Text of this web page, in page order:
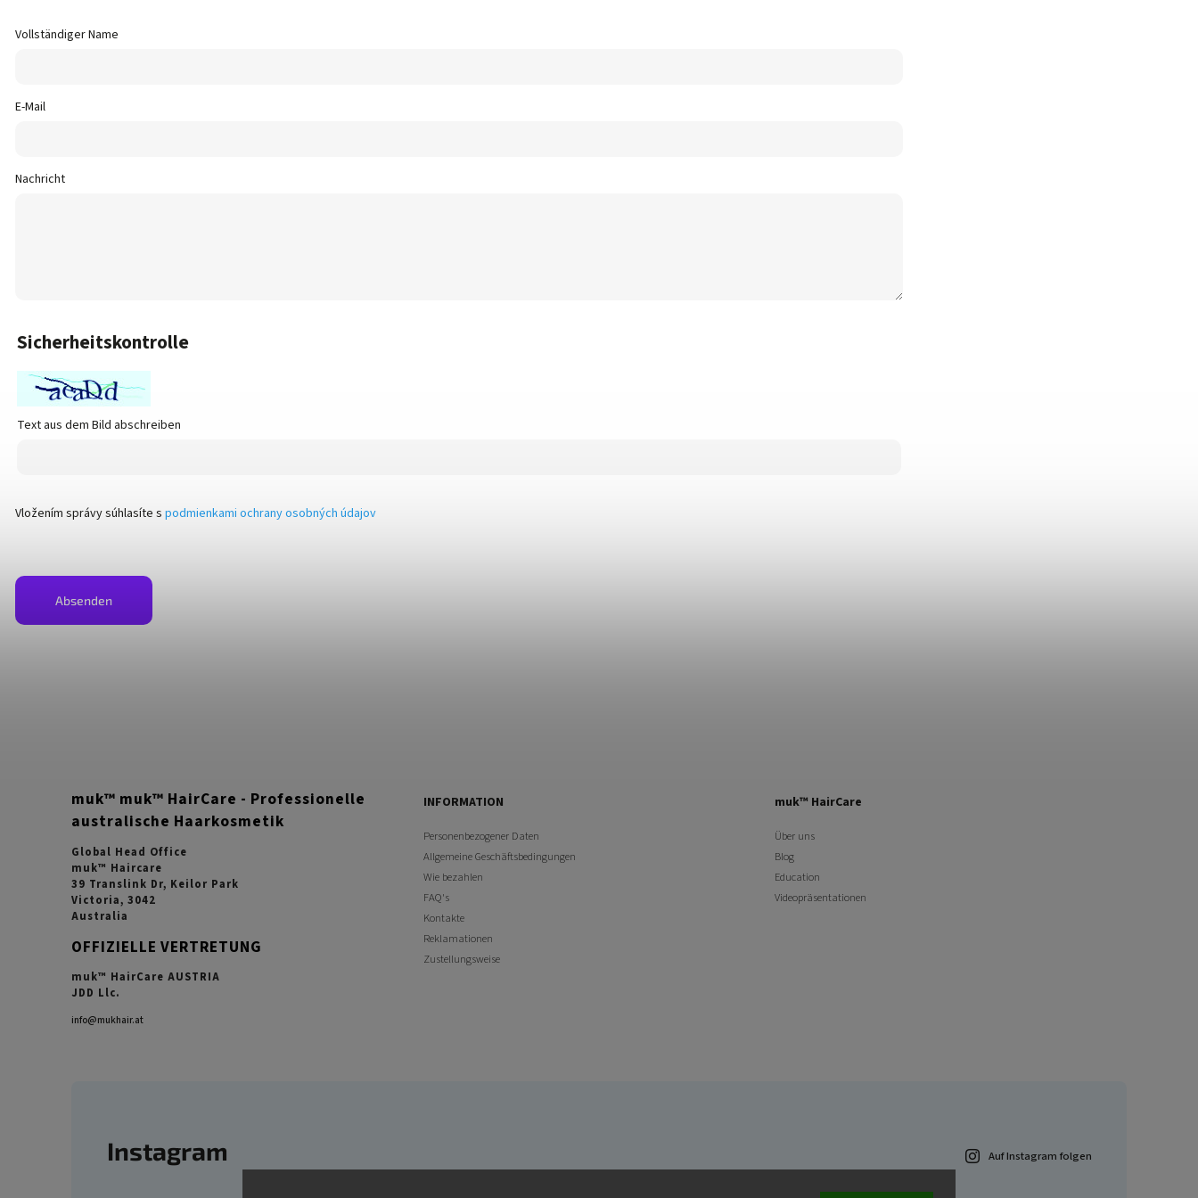
Vollständiger Name
E-Mail
Nachricht
Sicherheitskontrolle
Text aus dem Bild abschreiben
Vložením správy súhlasíte s podmienkami ochrany osobných údajov
Absenden
muk™ muk™ HairCare - Professionelle
australische Haarkosmetik
Global Head Office
muk™ Haircare
39 Translink Dr, Keilor Park
Victoria, 3042
Australia
OFFIZIELLE VERTRETUNG
muk™ HairCare AUSTRIA
JDD Llc.
info@mukhair.at
INFORMATION
Personenbezogener Daten
Allgemeine Geschäftsbedingungen
Wie bezahlen
FAQ's
Kontakte
Reklamationen
Zustellungsweise
muk™ HairCare
Über uns
Blog
Education
Videopräsentationen
Instagram Auf Instagram folgen